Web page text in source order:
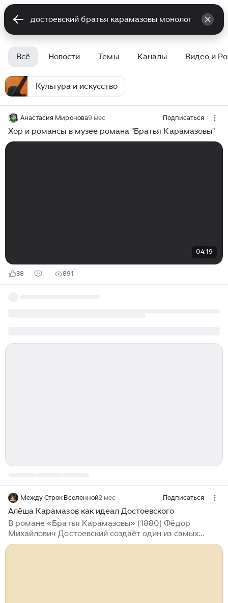
Всё Новости Темы Каналы Видео и
Культура и искусство
Анастасия Миронова9 мес Подписаться
Хор и романсы в музее романа "Братья Карамазовы"
04:19
38 891
Между Строк Вселенной2 мес Подписаться
Алёша Карамазов как идеал Достоевского
В романе «Братья Карамазовы» (1880) Фёдор
Михайлович Достоевский создаёт один из самых
неоднозначных и глубоких образов русской